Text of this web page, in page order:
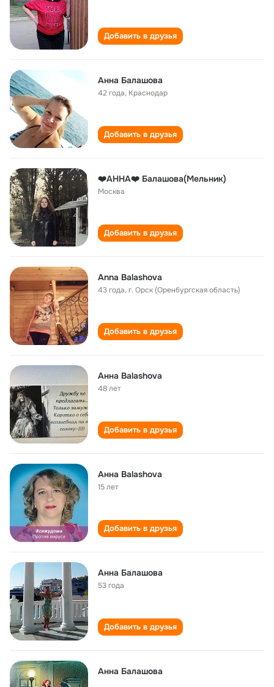
Добавить в друзья
Анна Балашова
42 года, Краснодар
Добавить в друзья
❤️АННА❤️ Балашова(Мельник)
Москва
Добавить в друзья
Anna Balashova
43 года,г. Орск (Оренбургская область)
Добавить в друзья
Анна Balashova
48 лет
Добавить в друзья
Анна Balashova
15 лет
Добавить в друзья
Анна Балашова
53 года
Добавить в друзья
Анна Балашова